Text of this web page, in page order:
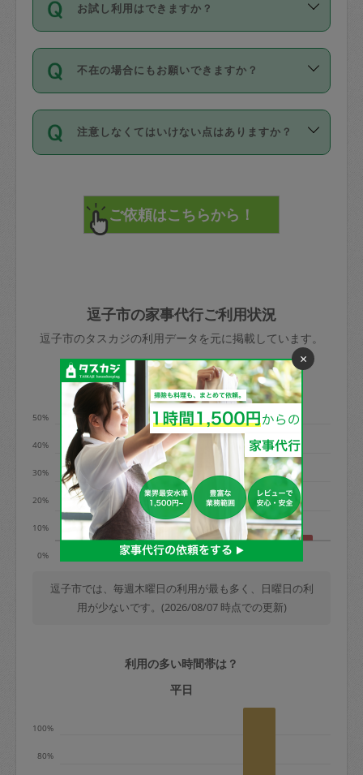
ールに記載していますので、各自の得意
を依頼してください。
※テストセンターの講評は１件目のレビュ
参考
【詳細】タスカジさんの登録に際
す。
写真を撮り、
詳細FAQ：
損害賠償保険について教えて
タスカジさんへ「募集」をかけることが
可能です。
す。
1. 直前キャンセル（定期、スポット契約
共通）
72時間を超える※と、以下のキャンセル
料が発生します。
直前キャンセル料：
72時間前〜24時間前＝依頼料金の50%
依頼者不在による当日キャンセル＝依頼
金額の100%＋交通費全額
※例：依頼日時／土曜日午前9時開始の場
合、水曜日午前9時以降はキャンセル料が
発生
水曜日9時〜金曜日9時まで＝依頼料金の
50%
金曜日9時～土曜日8時まで＝依頼金額の
100%
土曜日8時〜実施時間＝依頼金額の100%
＋交通費全額
依頼者不在による当日キャンセル＝依頼
金額の100%＋交通費全額
定期契約をキャンセルする場合、毎週定
期は月2回まで隔週定期は月1回までキャ
ンセル料は発生しません。それ以上はキ
お試し利用はできますか？
「お試し利用」というメニューはありま
せんが、「一回のみ」依頼を活用するこ
とによって、気に入ったタスカジさんを
まず、条件の合う気になるタスカジさ
みてください。
その後、一番気に入ったタスカジさんに
不在の場合にもお願いできますか？
不在の場合の作業はタスカジさんの同意
が必要です。数回の依頼ののち、タスカ
ジさんと依頼者の間で十分な信頼関係が
てください。
不在時に部屋に入るためにタスカジさん
きた場合は損害保険の対象外となるので
ご注意ください。
注意しなくてはいけない点はありますか？
で、必ず鍵のかかるロッカーや金庫に入
れて依頼者の責任の元管理するよう心掛
けてください。
玉、など
あわせてこちらも参照ください：初めて
利用します。注意しなくてはいけない点
はありますか？
逗子市の家事代行ご利用状況
逗子市のタスカジの利用データを元に掲載しています。
利用の多い曜日は？
0%
10%
20%
30%
40%
50%
火 木 金
逗子市では、毎週木曜日の利用が最も多く、日曜日の利
用が少ないです。(2026/08/07 時点での更新)
利用の多い時間帯は？
平日
80%
100%
×